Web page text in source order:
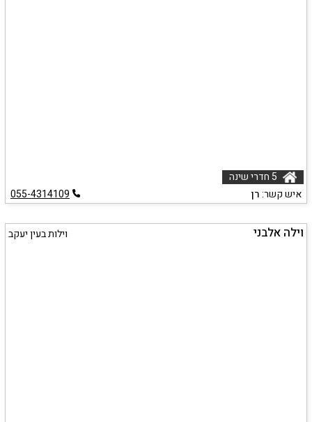
איש קשר:רן 055-4314109
וילה אלבני וילות בעין יעקב